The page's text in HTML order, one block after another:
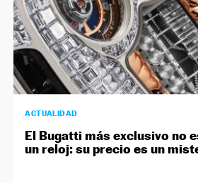
ACTUALIDAD
El Bugatti más exclusivo no
un reloj: su precio es un